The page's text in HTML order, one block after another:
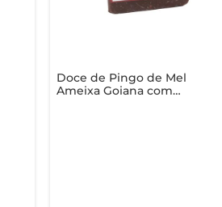
Doce de Pingo de Mel
Ameixa Goiana com